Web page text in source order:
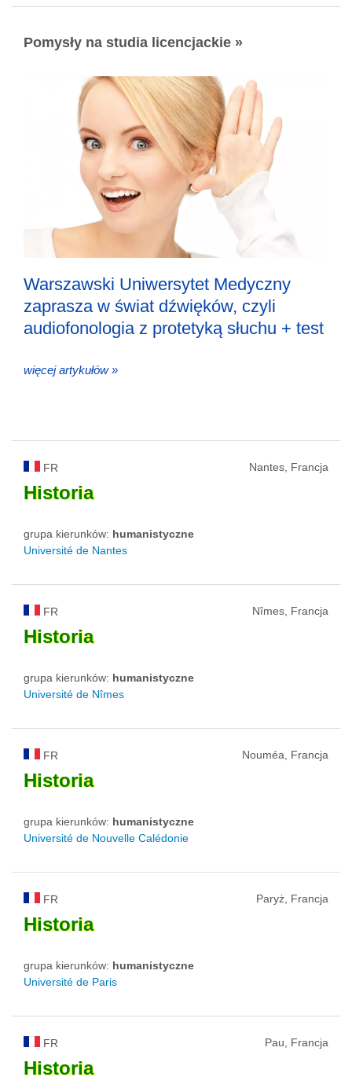
Pomysły na studia licencjackie »
Warszawski Uniwersytet Medyczny
zaprasza w świat dźwięków, czyli
audiofonologia z protetyką słuchu + test
więcej artykułów »
FR Nantes, Francja
Historia
grupa kierunków: humanistyczne
Université de Nantes
FR Nîmes, Francja
Historia
grupa kierunków: humanistyczne
Université de Nîmes
FR Nouméa, Francja
Historia
grupa kierunków: humanistyczne
Université de Nouvelle Calédonie
FR Paryż, Francja
Historia
grupa kierunków: humanistyczne
Université de Paris
FR Pau, Francja
Historia